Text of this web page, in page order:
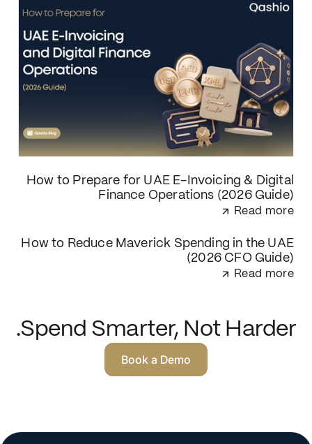
How to Prepare for UAE E-Invoicing & Digital
Finance Operations (2026 Guide)
Read more
How to Reduce Maverick Spending in the UAE
(2026 CFO Guide)
Read more
Spend Smarter, Not Harder.
Book a Demo